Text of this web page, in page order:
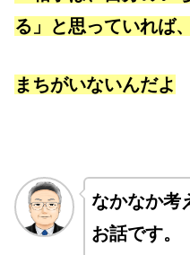
る」と思っていれば、
まちがいないんだよ
なかなか考
お話です。